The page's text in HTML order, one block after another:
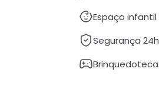
Espaço infantil
Segurança 24h
Brinquedoteca